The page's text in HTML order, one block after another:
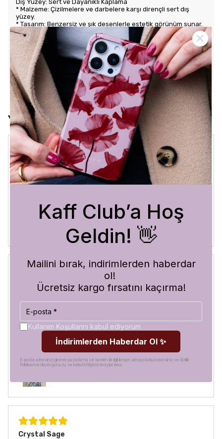
Dış Yüzey: Sert ve Dayanıklı Kaplama
* Malzeme: Çizilmelere ve darbelere karşı dirençli sert dış
yüzey.
* Tasarım: Benzersiz ve şık desenlerle estetik görünüm sunar.
Kullanım Kolaylığı
* Tuş Erişimi: Tuşlara kolay erişim sağlayarak kullanım rahatlığı
sunar.
* Uyum: Telefonunuza tam oturarak gevşek durmaz ve kaliteli
bir his verir.
Yorumlar
Crystal Sage
3 Ağustos 2026
Bükra A.
Blue Abyss
30 Temmuz 2026
Hilal A.
Satın Alınmış
Görür görmez çok beğendim. Hem desen olarak çok şık
hem de koruma olarak çok güvenilir. Ayrıca hızlı kargolama
için teşekkürler
Crystal Sage
Kaff Club’a Hoş
Geldin! 👋
Mailini bırak, indirimlerden haberdar
ol!
Ücretsiz kargo fırsatını kaçırma!
Kullanım Koşullarını kabul ediyorum
İndirimlerden Haberdar Ol ✨
E-posta adresinizi girerek pazarlama ve tanıtım ile ilgili iletişim almayı kabul edersiniz ve Gizlilik
Politikamızı okuduğunuzu ve kabul ettiğinizi onaylarsınız.